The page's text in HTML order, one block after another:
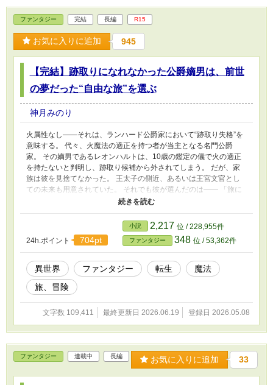
ファンタジー 完結 長編 R15
お気に入りに追加 945
【完結】跡取りになれなかった公爵嫡男は、前世
の夢だった“自由な旅”を選ぶ
神月みのり
火属性なし――それは、ランハード公爵家において“跡取り失格”を
意味する。 代々、火魔法の適正を持つ者が当主となる名門公爵
家。 その嫡男であるレオンハルトは、10歳の鑑定の儀で火の適正
を持たないと判明し、跡取り候補から外されてしまう。 だが、家
族は彼を見捨てなかった。 王太子の側近、あるいは王宮文官とし
ての未来も用意されていた。 それでも彼が選んだのは―― 「旅に
出たい」 その決断の裏には、思い出した“前世の記憶”があった。 病
弱で、どこにも行けなかった人生。 だからこそ今度は、自分の足
で世界を見たい。 そして彼に与えられていたのは、 魔眼（鑑定の
上位互換）、空間魔法、テイム、そして完全ランダムの召喚魔法と
いう規格外の力。 家族に見送られ、公爵家を離れた少年は、 魔物
と契約し、仲間を増やしながら気ままな旅へ。 時に人を助け、時
に事件に巻き込まれ、 それでも自分のペースで世界を巡ってい
く。 ※小説家になろう、カクヨムにも投稿しています。 ※誤字、
脱字のチェックにAIを使用していますが話の内容、流れは作者が作
ないと思うので誤字、脱字、表現がおかしいなどありましたら教え
24h.ポイント 704pt
小説 2,217 位 / 228,955件
ファンタジー 348 位 / 53,362件
異世界 ファンタジー 転生
魔法
旅、冒険
文字数 109,411 最終更新日 2026.06.19 登録日 2026.05.08
ファンタジー 連載中 長編 お気に入りに追加 33